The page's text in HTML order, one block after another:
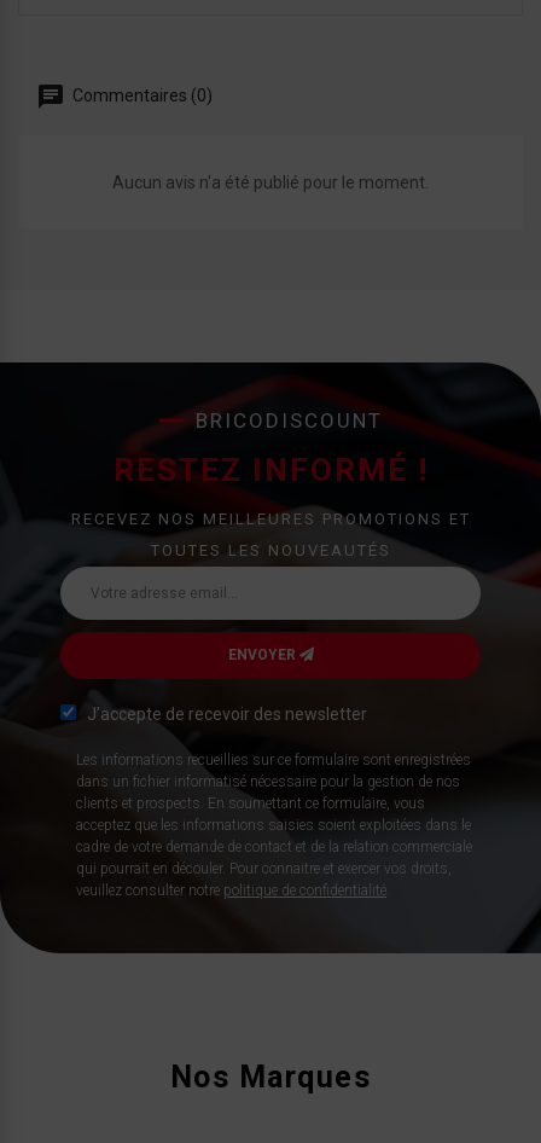
Commentaires (0)
Aucun avis n'a été publié pour le moment.
BRICODISCOUNT
RESTEZ INFORMÉ !
RECEVEZ NOS MEILLEURES PROMOTIONS ET
TOUTES LES NOUVEAUTÉS
ENVOYER
J’accepte de recevoir des newsletter
Les informations recueillies sur ce formulaire sont enregistrées
dans un fichier informatisé nécessaire pour la gestion de nos
clients et prospects. En soumettant ce formulaire, vous
acceptez que les informations saisies soient exploitées dans le
cadre de votre demande de contact et de la relation commerciale
qui pourrait en découler. Pour connaitre et exercer vos droits,
veuillez consulter notre politique de confidentialité
Nos Marques